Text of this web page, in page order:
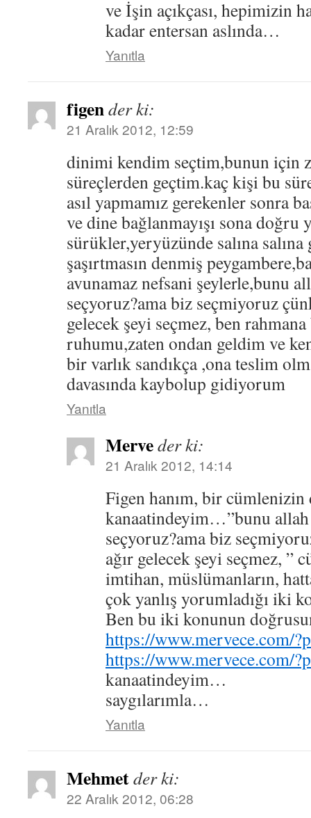
ve İşin açıkçası, hepimizin
kadar entersan aslında…
Yanıtla
figender ki:
21 Aralık 2012, 12:59
dinimi kendim seçtim,bunun için
süreçlerden geçtim.kaç kişi bu
asıl yapmamız gerekenler sonra
ve dine bağlanmayışı sona doğru
sürükler,yeryüzünde salına salına
şaşırtmasın denmiş
avunamaz nefsani şeylerle,bunu
seçyoruz?ama biz seçmiyoruz
gelecek şeyi seçmez, ben
ruhumu,zaten ondan geldim ve
bir varlık sandıkça ,ona teslim
davasında kaybolup gidiyorum
Yanıtla
Merveder ki:
21 Aralık 2012, 14:14
Figen hanım, bir cümlenizin
kanaatindeyim…”bunu
seçyoruz?ama biz
ağır gelecek şeyi seçmez,
imtihan, müslümanların,
çok yanlış yorumladığı iki
Ben bu iki konunun
https://www.mervece.com/
https://www.mervece.com/
kanaatindeyim…
saygılarımla…
Yanıtla
Mehmetder ki:
22 Aralık 2012, 06:28